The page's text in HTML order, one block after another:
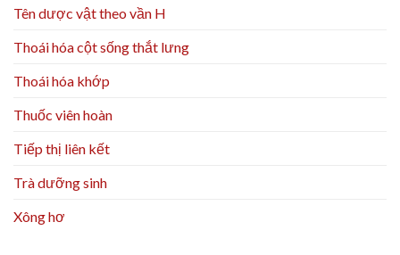
Tên dược vật theo vần H
Thoái hóa cột sống thắt lưng
Thoái hóa khớp
Thuốc viên hoàn
Tiếp thị liên kết
Trà dưỡng sinh
Xông hơ